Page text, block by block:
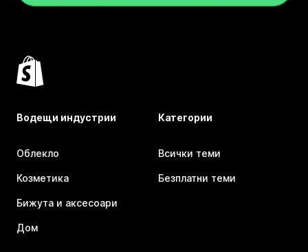
Водещи индустрии
Облекло
Козметика
Бижута и аксесоари
Дом
Категории
Всички теми
Безплатни теми